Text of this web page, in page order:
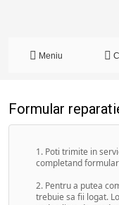
Meniu
Formular
Poti trimite in
completand
Pentru a putea
trebuie sa fii logat.